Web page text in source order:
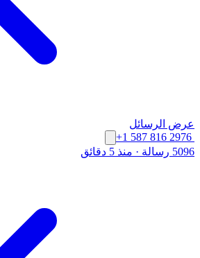
عرض الرسائل
+1 587 816 2976
5096 رسالة
· منذ 5 دقائق